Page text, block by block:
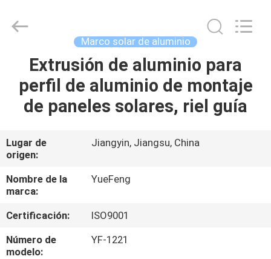
INICIO
PRODUCTOS
SOBRE
NOSOTROS
VISITA
A
LA
Rights
Marco solar de aluminio
Extrusión de aluminio para
perfil de aluminio de montaje
de paneles solares, riel guía
Lugar de
origen:
Jiangyin, Jiangsu, China
Nombre de la
marca:
YueFeng
Certificación:
ISO9001
Número de
modelo:
YF-1221